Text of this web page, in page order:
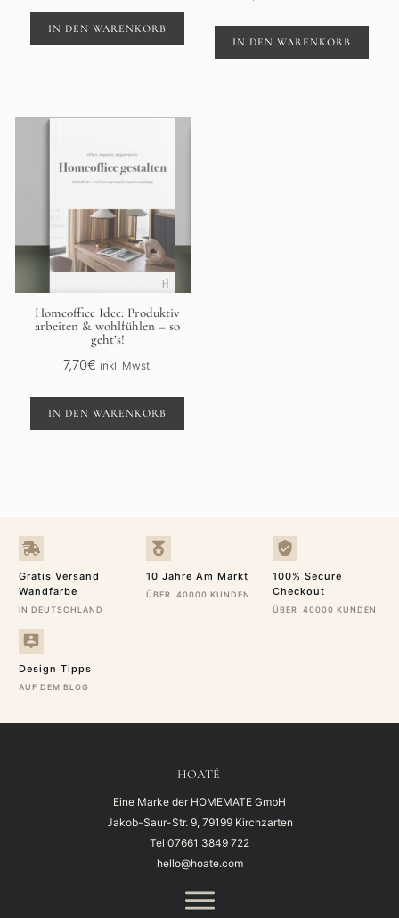
IN DEN WARENKORB
IN DEN WARENKORB
Homeoffice Idee: Produktiv
arbeiten & wohlfühlen – so
geht’s!
7,70€ inkl. Mwst.
IN DEN WARENKORB
Gratis Versand
Wandfarbe
IN DEUTSCHLAND
10 Jahre Am Markt
ÜBER 40000 KUNDEN
100% Secure
Checkout
ÜBER 40000 KUNDEN
Design Tipps
AUF DEM BLOG
HOATÉ
Eine Marke der HOMEMATE GmbH
Jakob-Saur-Str. 9, 79199 Kirchzarten
Tel 07661 3849 722
hello@hoate.com